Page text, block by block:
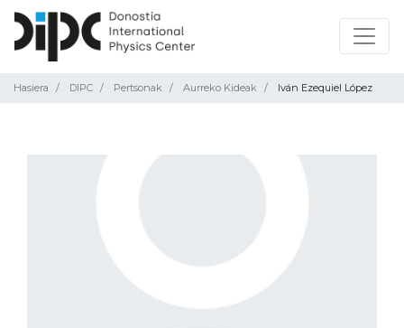
Hasiera DIPC Pertsonak Aurreko Kideak Iván Ezequiel López